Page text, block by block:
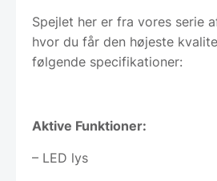
Spejlet her er fra vores serie
hvor du får den højeste
følgende specifikationer:
Aktive Funktioner:
– LED lys